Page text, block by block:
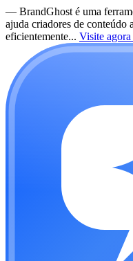
— BrandGhost é uma
ajuda criadores de conteúdo
eficientemente... Visite agora